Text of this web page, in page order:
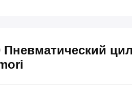
Пневматический